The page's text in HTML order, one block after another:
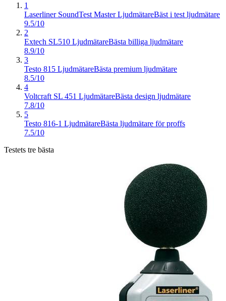
1
Laserliner SoundTest Master LjudmätareBäst i test ljudmätare
9.5/10
2
Extech SL510 LjudmätareBästa billiga ljudmätare
8.9/10
3
Testo 815 LjudmätareBästa premium ljudmätare
8.5/10
4
Voltcraft SL 451 LjudmätareBästa design ljudmätare
7.8/10
5
Testo 816-1 LjudmätareBästa ljudmätare för proffs
7.5/10
Testets tre bästa